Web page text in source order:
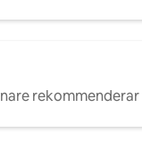
rekommenderar